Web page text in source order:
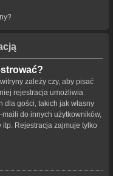
zależy czy, aby pisać
rejestracja umożliwia
gości, takich jak własny
do innych użytkowników,
Rejestracja zajmuje tylko